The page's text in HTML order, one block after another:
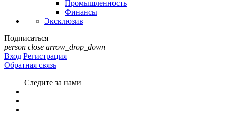
Промышленность
Финансы
Эксклюзив
Подписаться
person close arrow_drop_down
Вход Регистрация
Обратная связь
Следите за нами